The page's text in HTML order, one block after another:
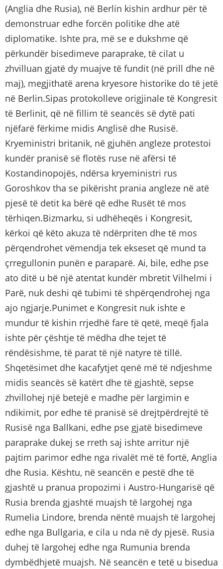
(Anglia dhe Rusia), në Berlin kishin ardhur për të
demonstruar edhe forcën politike dhe atë
diplomatike. Ishte pra, më se e dukshme që
përkundër bisedimeve paraprake, të cilat u
zhvilluan gjatë dy muajve të fundit (në prill dhe në
maj), megjithatë arena kryesore historike do të jetë
në Berlin.Sipas protokolleve origjinale të Kongresit
të Berlinit, që në fillim të seancës së dytë pati
njëfarë fërkime midis Anglisë dhe Rusisë.
Kryeministri britanik, në gjuhën angleze protestoi
kundër pranisë së flotës ruse në afërsi të
Kostandinopojës, ndërsa kryeministri rus
Goroshkov tha se pikërisht prania angleze në atë
pjesë të detit ka bërë që edhe Rusët të mos
tërhiqen.Bizmarku, si udhëheqës i Kongresit,
kërkoi që këto akuza të ndërpriten dhe të mos
përqendrohet vëmendja tek ekseset që mund ta
çrregullonin punën e paraparë. Ai, bile, edhe pse
ato ditë u bë një atentat kundër mbretit Vilhelmi i
Parë, nuk deshi që tubimi të shpërqendrohej nga
ajo ngjarje.Punimet e Kongresit nuk ishte e
mundur të kishin rrjedhë fare të qetë, meqë fjala
ishte për çështje të mëdha dhe tejet të
rëndësishme, të parat të një natyre të tillë.
Shqetësimet dhe kacafytjet qenë më të ndjeshme
midis seancës së katërt dhe të gjashtë, sepse
zhvillohej një betejë e madhe për largimin e
ndikimit, por edhe të pranisë së drejtpërdrejtë të
Rusisë nga Ballkani, edhe pse gjatë bisedimeve
paraprake dukej se rreth saj ishte arritur një
pajtim parimor edhe nga rivalët më të fortë, Anglia
dhe Rusia. Kështu, në seancën e pestë dhe të
gjashtë u pranua propozimi i Austro-Hungarisë që
Rusia brenda gjashtë muajsh të largohej nga
Rumelia Lindore, brenda nëntë muajsh të largohej
edhe nga Bullgaria, e cila u nda në dy pjesë. Rusia
duhej të largohej edhe nga Rumunia brenda
dymbëdhjetë muajsh. Në seancën e tetë u bisedua